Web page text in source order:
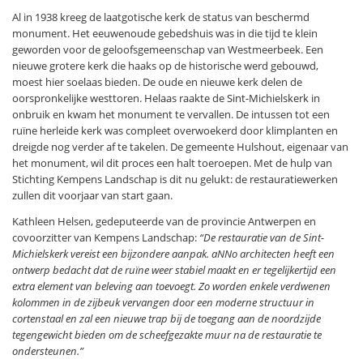
Al in 1938 kreeg de laatgotische kerk de status van beschermd
monument. Het eeuwenoude gebedshuis was in die tijd te klein
geworden voor de geloofsgemeenschap van Westmeerbeek. Een
nieuwe grotere kerk die haaks op de historische werd gebouwd,
moest hier soelaas bieden. De oude en nieuwe kerk delen de
oorspronkelijke westtoren. Helaas raakte de Sint-Michielskerk in
onbruik en kwam het monument te vervallen. De intussen tot een
ruïne herleide kerk was compleet overwoekerd door klimplanten en
dreigde nog verder af te takelen. De gemeente Hulshout, eigenaar van
het monument, wil dit proces een halt toeroepen. Met de hulp van
Stichting Kempens Landschap is dit nu gelukt: de restauratiewerken
zullen dit voorjaar van start gaan.
Kathleen Helsen, gedeputeerde van de provincie Antwerpen en
covoorzitter van Kempens Landschap: “De restauratie van de Sint-
Michielskerk vereist een bijzondere aanpak. aNNo architecten heeft een
ontwerp bedacht dat de ruïne weer stabiel maakt en er tegelijkertijd een
extra element van beleving aan toevoegt. Zo worden enkele verdwenen
kolommen in de zijbeuk vervangen door een moderne structuur in
cortenstaal en zal een nieuwe trap bij de toegang aan de noordzijde
tegengewicht bieden om de scheefgezakte muur na de restauratie te
ondersteunen.”